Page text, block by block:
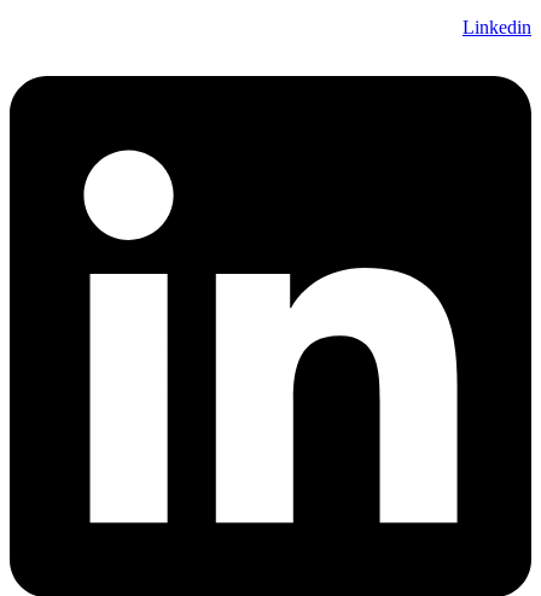
Linkedin